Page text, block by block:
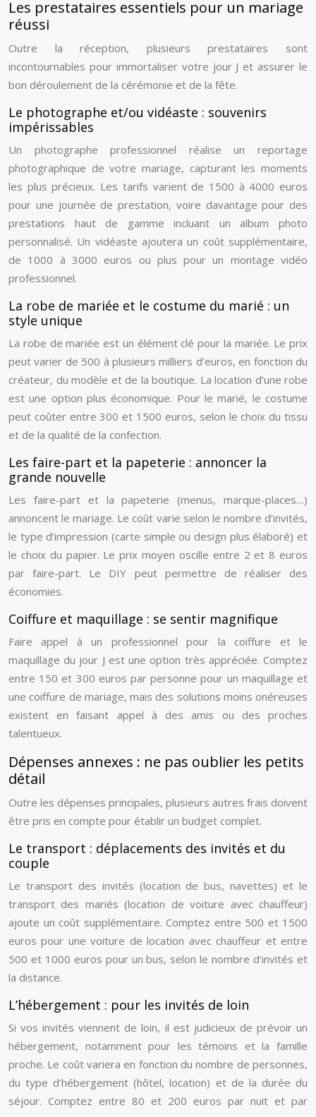
Les prestataires essentiels pour un mariage
réussi
Outre la réception, plusieurs prestataires sont
incontournables pour immortaliser votre jour J et assurer le
bon déroulement de la cérémonie et de la fête.
Le photographe et/ou vidéaste : souvenirs
impérissables
Un photographe professionnel réalise un reportage
photographique de votre mariage, capturant les moments
les plus précieux. Les tarifs varient de 1500 à 4000 euros
pour une journée de prestation, voire davantage pour des
prestations haut de gamme incluant un album photo
personnalisé. Un vidéaste ajoutera un coût supplémentaire,
de 1000 à 3000 euros ou plus pour un montage vidéo
professionnel.
La robe de mariée et le costume du marié : un
style unique
La robe de mariée est un élément clé pour la mariée. Le prix
peut varier de 500 à plusieurs milliers d’euros, en fonction du
créateur, du modèle et de la boutique. La location d’une robe
est une option plus économique. Pour le marié, le costume
peut coûter entre 300 et 1500 euros, selon le choix du tissu
et de la qualité de la confection.
Les faire-part et la papeterie : annoncer la
grande nouvelle
Les faire-part et la papeterie (menus, marque-places…)
annoncent le mariage. Le coût varie selon le nombre d’invités,
le type d’impression (carte simple ou design plus élaboré) et
le choix du papier. Le prix moyen oscille entre 2 et 8 euros
par faire-part. Le DIY peut permettre de réaliser des
économies.
Coiffure et maquillage : se sentir magnifique
Faire appel à un professionnel pour la coiffure et le
maquillage du jour J est une option très appréciée. Comptez
entre 150 et 300 euros par personne pour un maquillage et
une coiffure de mariage, mais des solutions moins onéreuses
existent en faisant appel à des amis ou des proches
talentueux.
Dépenses annexes : ne pas oublier les petits
détail
Outre les dépenses principales, plusieurs autres frais doivent
être pris en compte pour établir un budget complet.
Le transport : déplacements des invités et du
couple
Le transport des invités (location de bus, navettes) et le
transport des mariés (location de voiture avec chauffeur)
ajoute un coût supplémentaire. Comptez entre 500 et 1500
euros pour une voiture de location avec chauffeur et entre
500 et 1000 euros pour un bus, selon le nombre d’invités et
la distance.
L’hébergement : pour les invités de loin
Si vos invités viennent de loin, il est judicieux de prévoir un
hébergement, notamment pour les témoins et la famille
proche. Le coût variera en fonction du nombre de personnes,
du type d’hébergement (hôtel, location) et de la durée du
séjour. Comptez entre 80 et 200 euros par nuit et par